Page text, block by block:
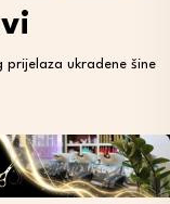
prijelaza ukradene šine